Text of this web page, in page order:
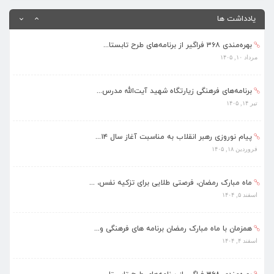
یادداشت ها
بهره‌مندی ۳۶۸ فراگیر از برنامه‌های طرح تابستا...
مرداد ۱۰, ۱۴۰۵
تیر ۱۴, ۱۴۰۵
فروردین ۱۸, ۱۴۰۵
اسفند ۵, ۱۴۰۴
اسفند ۴, ۱۴۰۴